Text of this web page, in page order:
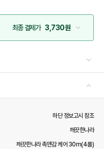
최종 결제가 3,730원
하단 정보고시 참조
깨끗한나라
깨끗한나라 촉앤감 케어 30m(4롤)